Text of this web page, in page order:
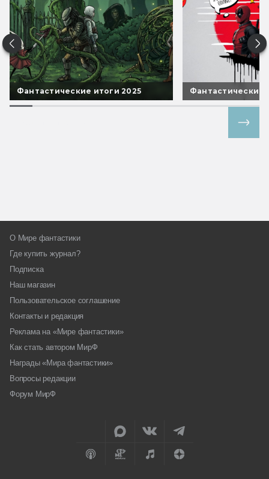
Фантастические итоги 2025 Фантастические
О Мире фантастики
Где купить журнал?
Подписка
Наш магазин
Пользовательское соглашение
Контакты и редакция
Реклама на «Мире фантастики»
Как стать автором МирФ
Награды «Мира фантастики»
Вопросы редакции
Форум МирФ